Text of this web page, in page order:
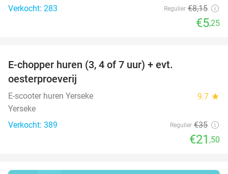
Verkocht: 283
Regulier €8,15
€5,25
E-chopper huren (3, 4 of 7 uur) + evt.
oesterproeverij
E-scooter huren Yerseke 9.7 star
Yerseke
Verkocht: 389
Regulier €35
€21 ,50